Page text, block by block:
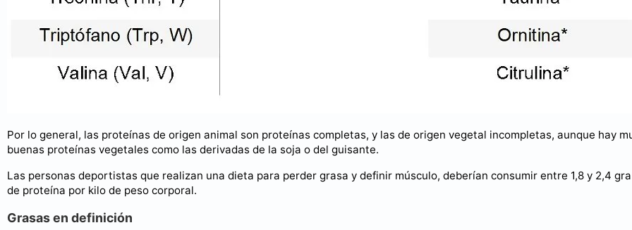
Por lo general, las proteínas de origen animal son proteínas completas, y las de origen vegetal incompletas, aunque hay
buenas proteínas vegetales como las derivadas de la soja o del guisante.
Las personas deportistas que realizan una dieta para perder grasa y definir músculo, deberían consumir entre 1,8 y 2,4
de proteína por kilo de peso corporal.
Grasas en definición